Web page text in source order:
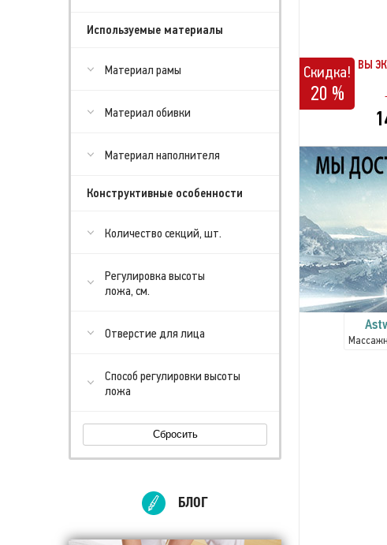
Используемые материалы
Материал рамы
Материал обивки
Материал наполнителя
Конструктивные особенности
Количество секций, шт.
Регулировка высоты
ложа, см.
Отверстие для лица
Способ регулировки высоты
ложа
Сбросить
БЛОГ
Скидка!
20 %
ВЫ